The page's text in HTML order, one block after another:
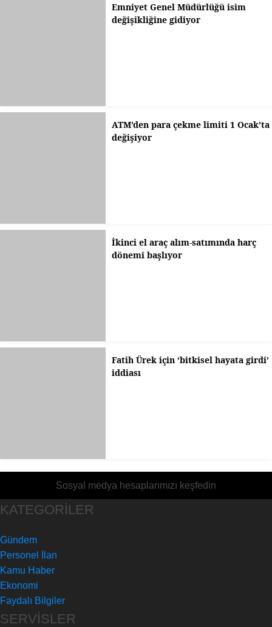
Emniyet Genel Müdürlüğü isim
değişikliğine gidiyor
ATM’den para çekme limiti 1 Ocak’ta
değişiyor
İkinci el araç alım-satımında harç
dönemi başlıyor
Fatih Ürek için ‘bitkisel hayata girdi’
iddiası
Sosyal medya hesaplarımızı keşfedin
KATEGORİLER
Gündem
Personel İlan
Kamu Haber
Ekonomi
Faydalı Bilgiler
SERVİSLER